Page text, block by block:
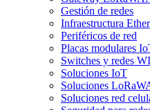
Gestión de redes
Infraestructura
Periféricos de red
Placas modulares
Switches y redes
Soluciones IoT
Soluciones
Soluciones red